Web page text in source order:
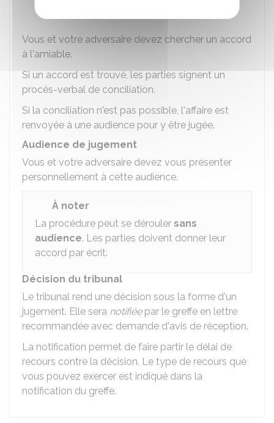
Vous et votre adversaire devez chercher un accord
à l'amiable.
Si un accord est trouvé, les parties signent un
procès-verbal de conciliation.
Si la conciliation n'est pas possible, l'affaire est
renvoyée à une audience pour y être jugée.
Audience de jugement
Vous et votre adversaire devez vous présenter
personnellement à cette audience.
À noter
La procédure peut se dérouler sans
audience. Les parties doivent donner leur
accord par écrit.
Décision du tribunal
Le tribunal rend une décision sous la forme d'un
jugement. Elle sera notifiéepar le greffe en lettre
recommandée avec demande d'avis de réception.
La notification permet de faire partir le délai de
recours contre la décision. Le type de recours que
vous pouvez exercer est indiqué dans la
notification du greffe.